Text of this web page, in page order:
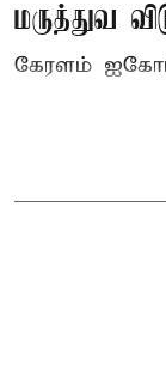
மருத்துவ
கேரளம்